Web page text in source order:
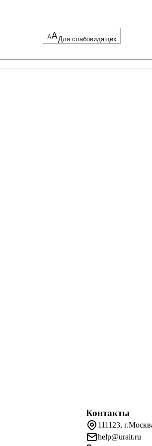
Для слабовидящих
Контакты
111123,
help@urait.ru